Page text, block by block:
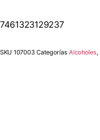
7461323129237
SKU 107003Categorías Alcoholes,